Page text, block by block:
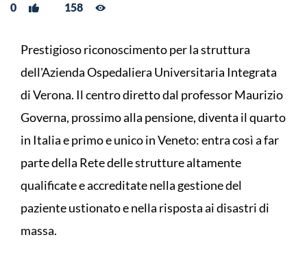
0 158
Prestigioso riconoscimento per la struttura
dell'Azienda Ospedaliera Universitaria Integrata
di Verona. Il centro diretto dal professor Maurizio
Governa, prossimo alla pensione, diventa il quarto
in Italia e primo e unico in Veneto: entra così a far
parte della Rete delle strutture altamente
qualificate e accreditate nella gestione del
paziente ustionato e nella risposta ai disastri di
massa.